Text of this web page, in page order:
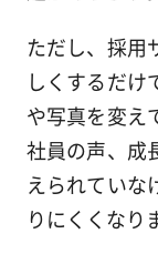
ただし、採用
しくするだけ
や写真を変え
社員の声、成
えられていな
りにくくなり